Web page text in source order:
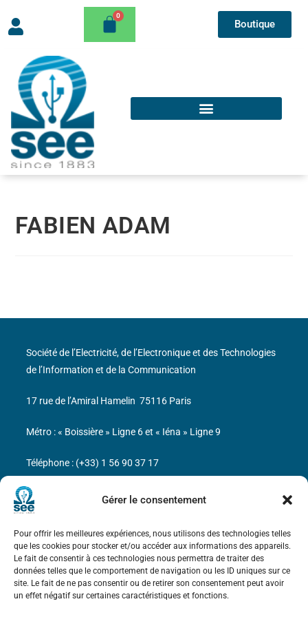
Gérer le consentement
Pour offrir les meilleures expériences, nous utilisons des technologies telles
que les cookies pour stocker et/ou accéder aux informations des appareils.
Le fait de consentir à ces technologies nous permettra de traiter des
données telles que le comportement de navigation ou les ID uniques sur ce
site. Le fait de ne pas consentir ou de retirer son consentement peut avoir
un effet négatif sur certaines caractéristiques et fonctions.
Boutique
FABIEN ADAM
Bicentenaire des découvertes d’André-
Marie Ampère
Mentions légales
Société de l’Electricité, de l’Electronique et des Technologies
de l’Information et de la Communication
17 rue de l’Amiral Hamelin 75116 Paris
Métro : « Boissière » Ligne 6 et « Iéna » Ligne 9
Téléphone : (+33) 1 56 90 37 17
N° de SIREN : 785 393 232, Code APE : 9412Z TVA intra-
communautaire : FR44 785 393 232